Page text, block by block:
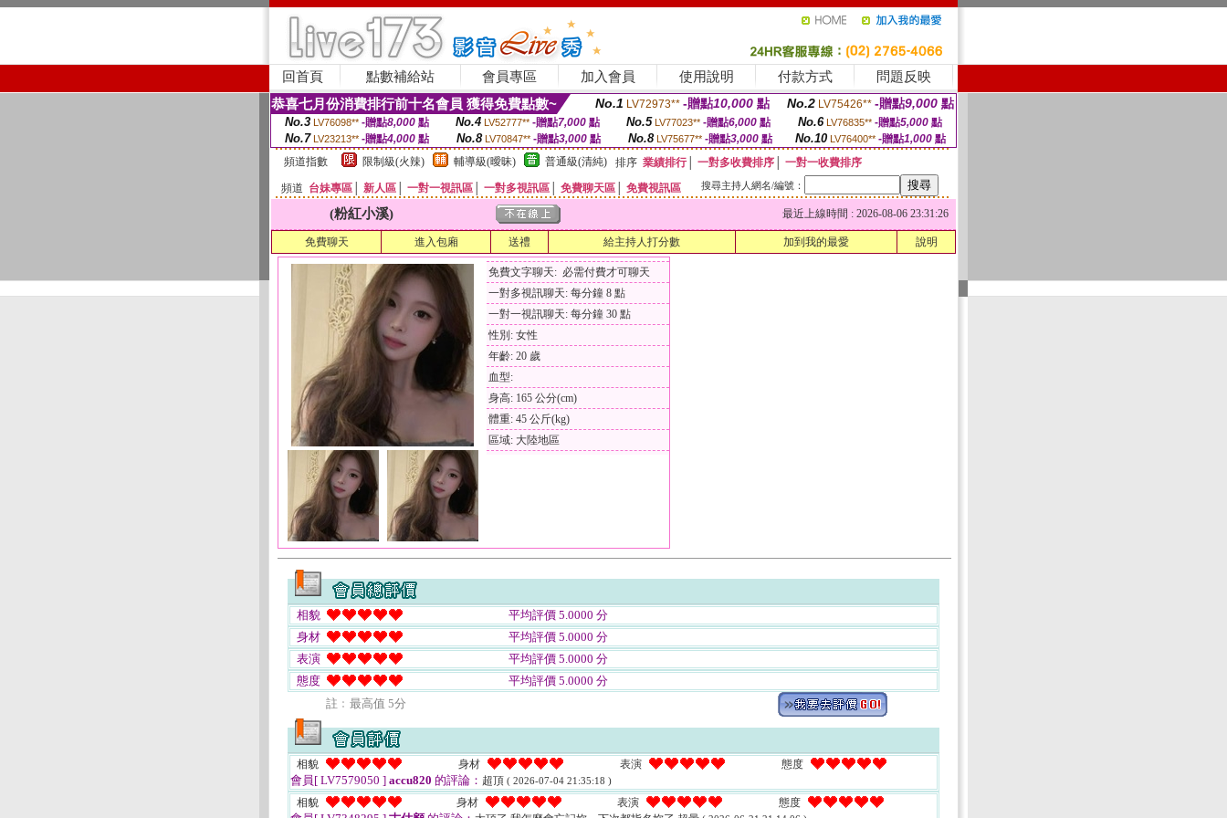
回首頁 點數補給站 會員專區 加入會員 使用說明 付款方式 問題反映
恭喜七月份消費排行前十名會員 獲得免費點數~ No.1 LV72973** -贈點10,000 點 No.2 LV75426** -贈點9,000 點
No.3 LV76098** -贈點8,000點 No.4 LV52777** -贈點7,000點 No.5 LV77023** -贈點6,000點 No.6 LV76835** -贈點5,000點
No.7 LV23213** -贈點4,000 點 No.8 LV70847** -贈點3,000 點 No.8 LV75677** -贈點3,000點 No.10 LV76400** -贈點1,000 點
頻道指數
限制級(火辣) 輔導級(曖昧) 普通級(清純) 排序 業績排行│ 一對多收費排序
一對一收費排序
頻道 台妹專區 新人區 一對一視訊區 一對多視訊區 免費聊天區 免費視訊區 搜尋主持人網名/編號：
(粉紅小溪) 最近上線時間 : 2026-08-06 23:31:26
免費聊天 進入包廂 送禮 給主持人打分數 加到我的最愛 說明
免費文字聊天: 必需付費才可聊天
一對多視訊聊天: 每分鐘 8 點
一對一視訊聊天: 每分鐘 30 點
性別: 女性
年齡: 20 歲
血型:
身高: 165 公分(cm)
體重: 45 公斤(kg)
區域: 大陸地區
相貌
平均評價 5.0000 分
身材
平均評價 5.0000 分
表演
平均評價 5.0000 分
態度
平均評價 5.0000 分
註﹕最高值 5分
相貌 身材 表演 態度
會員[ LV7579050 ] accu820 的評論： 超頂 ( 2026-07-04 21:35:18 )
相貌 身材 表演 態度